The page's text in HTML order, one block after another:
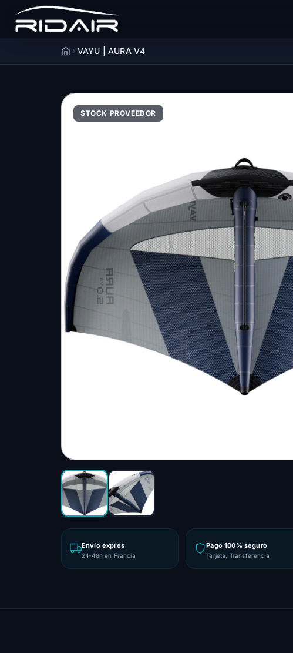
AccueilVAYU | AURA V4
STOCK PROVEEDOR
Envío exprés
24-48h en Francia
Pago 100% seguro
Tarjeta, Transferencia